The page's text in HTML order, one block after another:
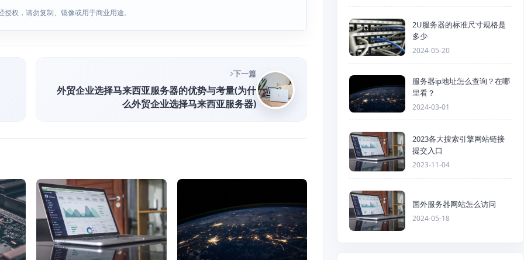
权，请勿复制、镜像或用于商业用途。
下一篇
外贸企业选择马来西亚服务器的优势与考量(为什
么外贸企业选择马来西亚服务器)
2U服务器的标准尺寸规格是
多少
2024-05-20
服务器ip地址怎么查询？在哪
里看？
2024-03-01
2023各大搜索引擎网站链接
提交入口
2023-11-04
国外服务器网站怎么访问
2024-05-18